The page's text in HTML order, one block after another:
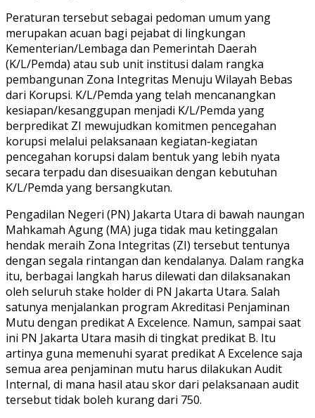
Peraturan tersebut sebagai pedoman umum yang
merupakan acuan bagi pejabat di lingkungan
Kementerian/Lembaga dan Pemerintah Daerah
(K/L/Pemda) atau sub unit institusi dalam rangka
pembangunan Zona Integritas Menuju Wilayah Bebas
dari Korupsi. K/L/Pemda yang telah mencanangkan
kesiapan/kesanggupan menjadi K/L/Pemda yang
berpredikat ZI mewujudkan komitmen pencegahan
korupsi melalui pelaksanaan kegiatan-kegiatan
pencegahan korupsi dalam bentuk yang lebih nyata
secara terpadu dan disesuaikan dengan kebutuhan
K/L/Pemda yang bersangkutan.
Pengadilan Negeri (PN) Jakarta Utara di bawah naungan
Mahkamah Agung (MA) juga tidak mau ketinggalan
hendak meraih Zona Integritas (ZI) tersebut tentunya
dengan segala rintangan dan kendalanya. Dalam rangka
itu, berbagai langkah harus dilewati dan dilaksanakan
oleh seluruh stake holder di PN Jakarta Utara. Salah
satunya menjalankan program Akreditasi Penjaminan
Mutu dengan predikat A Excelence. Namun, sampai saat
ini PN Jakarta Utara masih di tingkat predikat B. Itu
artinya guna memenuhi syarat predikat A Excelence saja
semua area penjaminan mutu harus dilakukan Audit
Internal, di mana hasil atau skor dari pelaksanaan audit
tersebut tidak boleh kurang dari 750.